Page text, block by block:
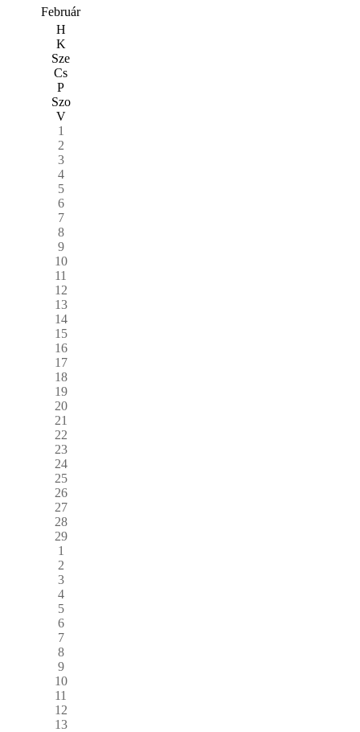
Február
H
K
Sze
Cs
P
Szo
V
1
2
3
4
5
6
7
8
9
10
11
12
13
14
15
16
17
18
19
20
21
22
23
24
25
26
27
28
29
1
2
3
4
5
6
7
8
9
10
11
12
13